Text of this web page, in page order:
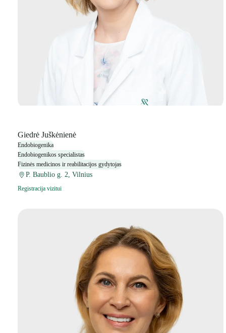
Giedrė Juškėnienė
Endobiogenika
Endobiogenikos specialistas
Fizinės medicinos ir reabilitacijos gydytojas
P. Baublio g. 2, Vilnius
Registracija vizitui